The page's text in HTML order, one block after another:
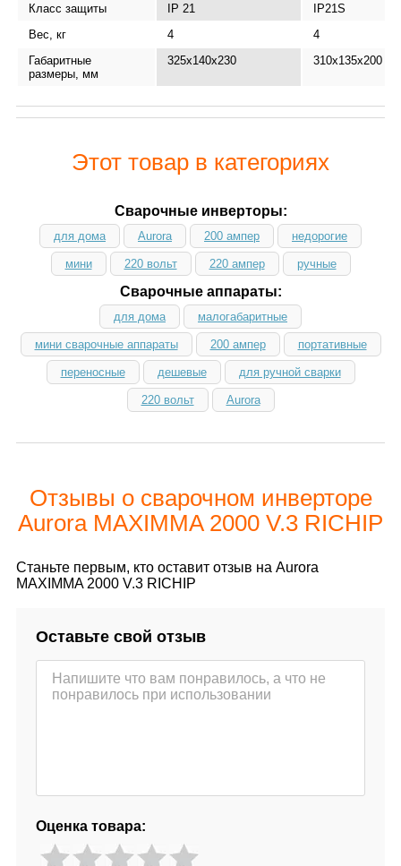
Класс защиты
IP 21
IP21S
Вес, кг
4
4
Габаритные
размеры, мм
325х140х230 310x135x200
Этот товар в категориях
Сварочные инверторы:
для дома Aurora 200 ампер недорогие
мини 220 вольт 220 ампер ручные
Сварочные аппараты:
для дома малогабаритные
мини сварочные аппараты 200 ампер портативные
переносные дешевые для ручной сварки
220 вольт Aurora
Отзывы о сварочном инверторе
Aurora MAXIMMA 2000 V.3 RICHIP
Станьте первым, кто оставит отзыв на Aurora
MAXIMMA 2000 V.3 RICHIP
Оставьте свой отзыв
Оценка товара: